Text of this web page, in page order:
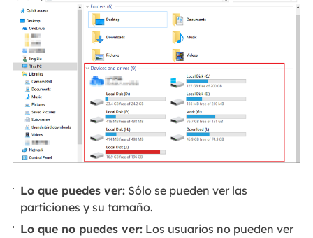
Lo que puedes ver: Sólo se pueden ver las
particiones y su tamaño.
Lo que no puedes ver: Los usuarios no pueden ver